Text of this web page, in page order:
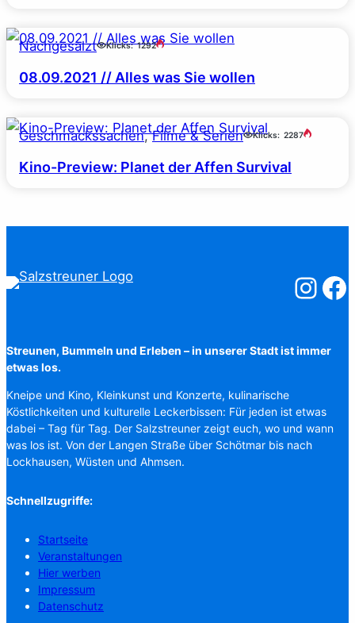
Nachgesalzt Klicks: 1292
08.09.2021 // Alles was Sie wollen
Geschmackssachen, Filme & Serien Klicks: 2287
Kino-Preview: Planet der Affen Survival
Streunen, Bummeln und Erleben – in unserer Stadt ist immer
etwas los.
Kneipe und Kino, Kleinkunst und Konzerte, kulinarische
Köstlichkeiten und kulturelle Leckerbissen: Für jeden ist etwas
dabei – Tag für Tag. Der Salzstreuner zeigt euch, wo und wann
was los ist. Von der Langen Straße über Schötmar bis nach
Lockhausen, Wüsten und Ahmsen.
Schnellzugriffe:
Startseite
Veranstaltungen
Hier werben
Impressum
Datenschutz